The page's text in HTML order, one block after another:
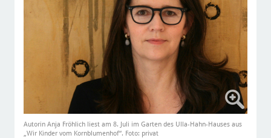
Autorin Anja Fröhlich liest am 8. Juli im Garten des Ulla-Hahn-Hauses aus
„Wir Kinder vom Kornblumenhof“. Foto: privat